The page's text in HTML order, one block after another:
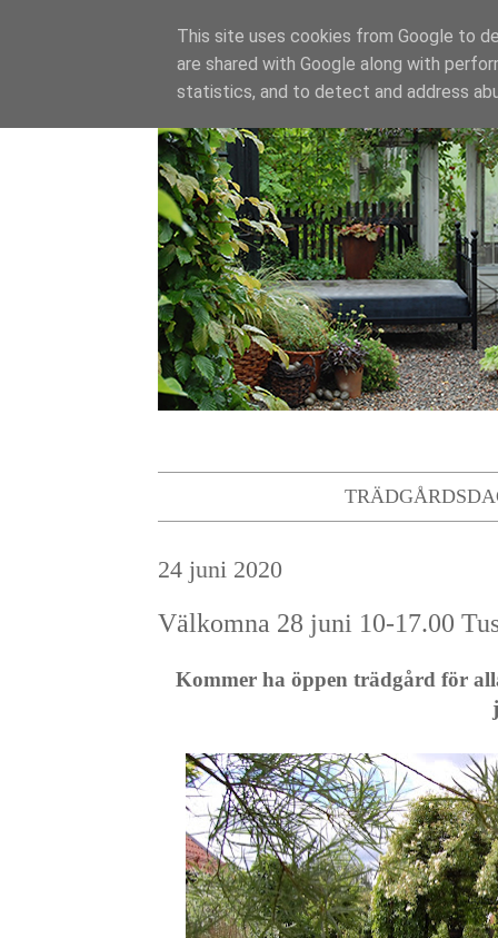
24 juni 2020
Välkomna 28 juni 10-17.00
Kommer ha öppen trädgård för
This site uses cookies from Google to
are shared with Google along with
statistics, and to detect and address